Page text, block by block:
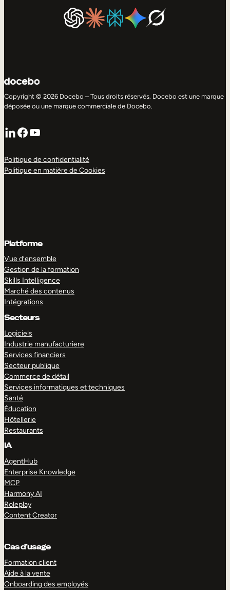
Copyright © 2026 Docebo – Tous droits réservés. Docebo est une marque
déposée ou une marque commerciale de Docebo.
LinkedIn
Facebook
YouTube
Politique de confidentialité
Politique en matière de Cookies
Platforme
Vue d’ensemble
Gestion de la formation
Skills Intelligence
Marché des contenus
Intégrations
Secteurs
Logiciels
Industrie manufacturiere
Services financiers
Secteur publique
Commerce de détail
Services informatiques et techniques
Santé
Éducation
Hôtellerie
Restaurants
IA
AgentHub
Enterprise Knowledge
MCP
Harmony AI
Roleplay
Content Creator
Cas d’usage
Formation client
Aide à la vente
Onboarding des employés